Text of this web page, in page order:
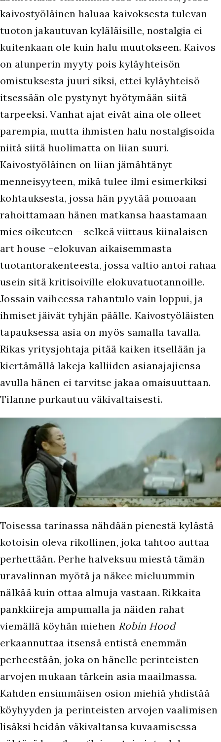
kaivostyöläinen haluaa kaivoksesta tulevan
tuoton jakautuvan kyläläisille, nostalgia ei
kuitenkaan ole kuin halu muutokseen. Kaivos
on alunperin myyty pois kyläyhteisön
omistuksesta juuri siksi, ettei kyläyhteisö
itsessään ole pystynyt hyötymään siitä
tarpeeksi. Vanhat ajat eivät aina ole olleet
parempia, mutta ihmisten halu nostalgisoida
niitä siitä huolimatta on liian suuri.
Kaivostyöläinen on liian jämähtänyt
menneisyyteen, mikä tulee ilmi esimerkiksi
kohtauksesta, jossa hän pyytää pomoaan
rahoittamaan hänen matkansa haastamaan
mies oikeuteen – selkeä viittaus kiinalaisen
art house –elokuvan aikaisemmasta
tuotantorakenteesta, jossa valtio antoi rahaa
usein sitä kritisoiville elokuvatuotannoille.
Jossain vaiheessa rahantulo vain loppui, ja
ihmiset jäivät tyhjän päälle. Kaivostyöläisten
tapauksessa asia on myös samalla tavalla.
Rikas yritysjohtaja pitää kaiken itsellään ja
kiertämällä lakeja kalliiden asianajajiensa
avulla hänen ei tarvitse jakaa omaisuuttaan.
Tilanne purkautuu väkivaltaisesti.
Toisessa tarinassa nähdään pienestä kylästä
kotoisin oleva rikollinen, joka tahtoo auttaa
perhettään. Perhe halveksuu miestä tämän
uravalinnan myötä ja näkee mieluummin
nälkää kuin ottaa almuja vastaan. Rikkaita
pankkiireja ampumalla ja näiden rahat
viemällä köyhän miehen Robin Hood
erkaannuttaa itsensä entistä enemmän
perheestään, joka on hänelle perinteisten
arvojen mukaan tärkein asia maailmassa.
Kahden ensimmäisen osion miehiä yhdistää
köyhyyden ja perinteisten arvojen vaalimisen
lisäksi heidän väkivaltansa kuvaamisessa